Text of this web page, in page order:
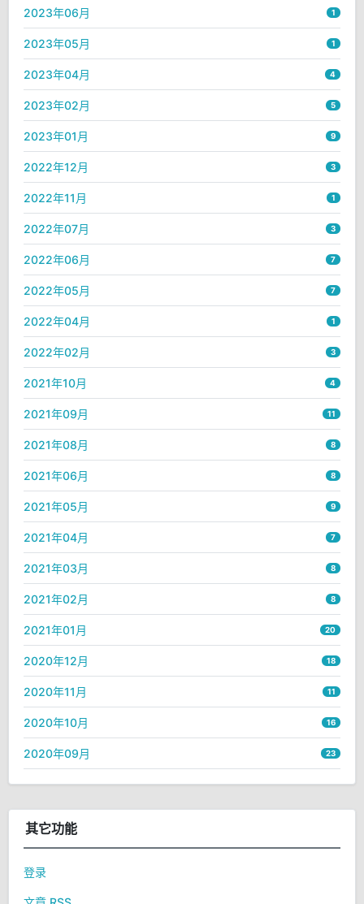
2023年06月 1
2023年05月 1
2023年04月 4
2023年02月 5
2023年01月 9
2022年12月 3
2022年11月 1
2022年07月 3
2022年06月 7
2022年05月 7
2022年04月 1
2022年02月 3
2021年10月 4
2021年09月 11
2021年08月 8
2021年06月 8
2021年05月 9
2021年04月 7
2021年03月 8
2021年02月 8
2021年01月 20
2020年12月 18
2020年11月 11
2020年10月 16
2020年09月 23
其它功能
登录